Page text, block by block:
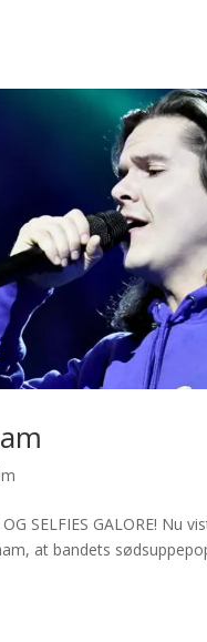
SELFIES GALORE!
at bandets